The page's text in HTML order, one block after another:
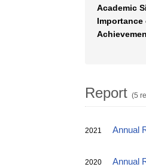
Academic
Importance
Report (5
2021 Annual
2020 Annual